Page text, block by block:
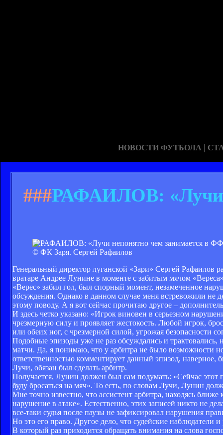
НОВОСТИ ФУТБОЛА |
###РАФАИЛОВ: «Лучи
© ФК Заря. Сергей Рафаилов
Генеральный директор луганской «Зари» Сергей
вратаре Андрее Лунине в моменте с забитым мячом
«Верес» забил гол, был спорный момент, незамеченное
обсуждения. Однако в данном случае меня встревожили не
этому поводу. А я вот сейчас прочитаю другое –
И здесь четко указано: «Игрок виновен в серьезном
чрезмерную силу и проявляет жестокость. Любой игрок,
или обеих ног, с чрезмерной силой, угрожая безопасности
Подобные эпизоды уже не раз обсуждались и
матчи. Да, я понимаю, что у арбитра не было возможности
ответственностью комментирует данный эпизод,
Лучи, обязан был сделать арбитр.
Получается, Лунин должен был сам подумать: «Сейчас этот
буду бросаться на мяч». То есть, по словам Лучи, Лунин
Мне точно известно, что ассистент арбитра, находясь
нарушение в атаке». Естественно, этих записей никто не
все-таки судья после паузы не зафиксировал нарушения
Но это его право. Другое дело, что судейские наблюдатели
В который раз приходится обращать внимания на слова